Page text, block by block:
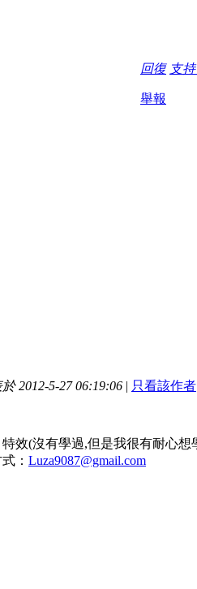
回復 支
舉報
2012-5-27 06:19:06 | 只看該作者
效(沒有學過,但是我很有耐心
： Luza9087@gmail.com